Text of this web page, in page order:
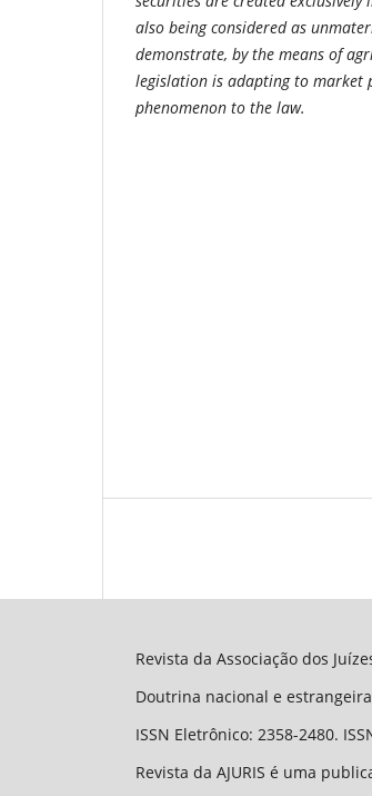
also being considered as
demonstrate, by the means of
legislation is adapting to market
phenomenon to the law.
Revista da Associação dos
Doutrina nacional e
ISSN Eletrônico: 2358-2480.
Revista da AJURIS é uma